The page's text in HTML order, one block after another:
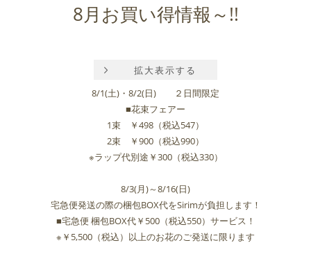
8月お買い得情報～!!
拡大表示する
8/1(土)・8/2(日) ２日間限定
■花束フェアー
1束 ￥498（税込547）
2束 ￥900（税込990）
※ラップ代別途￥300（税込330）
8/3(月)～8/16(日)
宅急便発送の際の梱包BOX代をSirimが負担します！
■宅急便 梱包BOX代￥500（税込550）サービス！
※￥5,500（税込）以上のお花のご発送に限ります